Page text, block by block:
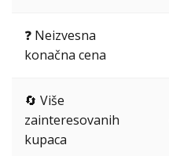
❓ Neizvesna
konačna cena
🔄 Više
zainteresovanih
kupaca